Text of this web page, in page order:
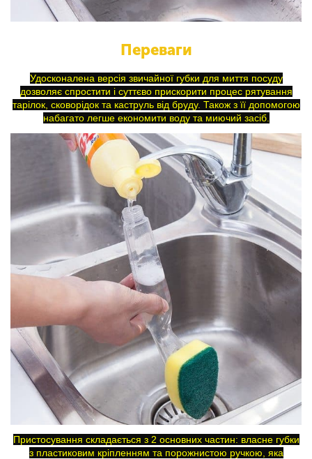
Переваги
Удосконалена версія звичайної губки для миття посуду
дозволяє спростити і суттєво прискорити процес рятування
тарілок, сковорідок та каструль від бруду. Також з її допомогою
набагато легше економити воду та миючий засіб.
Пристосування складається з 2 основних частин: власне губки
з пластиковим кріпленням та порожнистою ручкою, яка